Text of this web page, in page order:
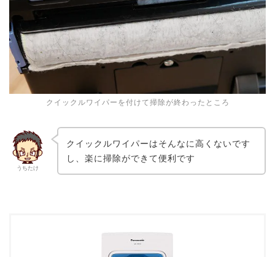
クイックルワイパーを付けて掃除が終わったところ
うちたけ
クイックルワイパーはそんなに高くないです
し、楽に掃除ができて便利です